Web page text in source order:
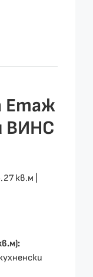
Етаж
ВИНС
кв.м |